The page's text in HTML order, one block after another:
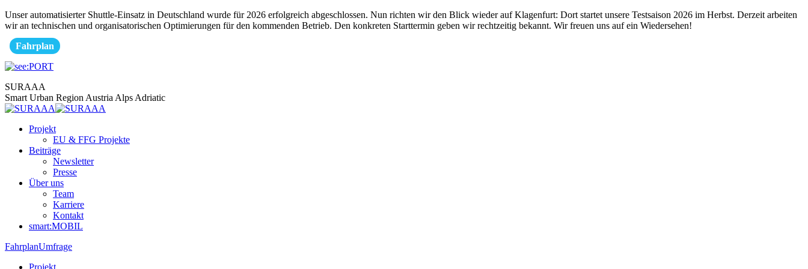
Zum
Inhalt
springen
Unser automatisierter Shuttle-Einsatz in Deutschland wurde für 2026 erfolgreich abgeschlossen. Nun richten wir den Blick wieder auf Klagenfurt: Dort startet unsere Testsaison 2026 im Herbst. Derzeit arbeiten
wir an technischen und organisatorischen Optimierungen für den kommenden Betrieb. Den konkreten Starttermin geben wir rechtzeitig bekannt. Wir freuen uns auf ein Wiedersehen!
Fahrplan
Facebook
page
opens
new
Instagram
page
opens
new
Linkedin
page
opens
new
YouTube
page
opens
new
SURAAA
Smart Urban Region Austria Alps Adriatic
Projekt
EU & FFG Projekte
Beiträge
Newsletter
Presse
Über uns
Team
Karriere
Kontakt
smart:MOBIL
FahrplanUmfrage
Projekt